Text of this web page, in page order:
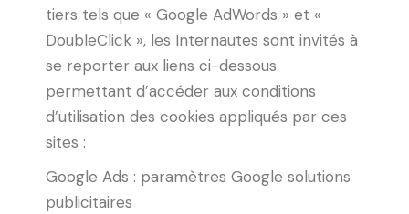
tiers tels que « Google AdWords » et «
DoubleClick », les Internautes sont invités à
se reporter aux liens ci-dessous
permettant d’accéder aux conditions
d’utilisation des cookies appliqués par ces
sites :
Google Ads : paramètres Google solutions
publicitaires